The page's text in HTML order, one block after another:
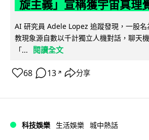
旋主義」宣稱獲宇宙真理
AI 研究員 Adele Lopez 追蹤發現，一股
教現象源自數以千計獨立人機對話，聊天
「...
閱讀全文
68 13 ↗ 分享
科技娛樂 生活娛樂 城中熱話